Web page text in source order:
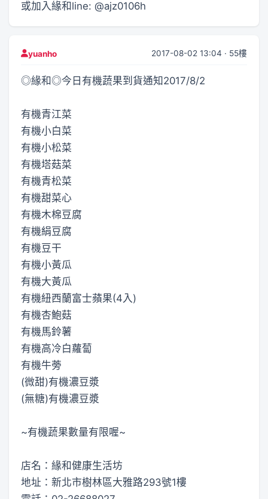
或加入緣和line: @ajz0106h
yuanho 2017-08-02 13:04 · 55樓
◎緣和◎今日有機蔬果到貨通知2017/8/2
有機青江菜
有機小白菜
有機小松菜
有機塔菇菜
有機青松菜
有機甜菜心
有機木棉豆腐
有機絹豆腐
有機豆干
有機小黃瓜
有機大黃瓜
有機紐西蘭富士蘋果(4入)
有機杏鮑菇
有機馬鈴薯
有機高冷白蘿蔔
有機牛蒡
(微甜)有機濃豆漿
(無糖)有機濃豆漿
~有機蔬果數量有限喔~
店名：緣和健康生活坊
地址：新北市樹林區大雅路293號1樓